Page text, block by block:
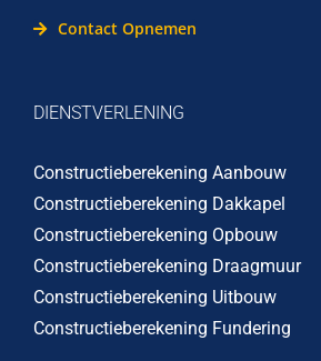
Contact Opnemen
DIENSTVERLENING
Constructieberekening Aanbouw
Constructieberekening Dakkapel
Constructieberekening Opbouw
Constructieberekening Draagmuur
Constructieberekening Uitbouw
Constructieberekening Fundering